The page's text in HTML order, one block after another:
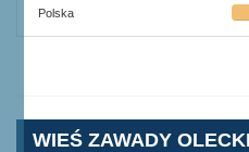
Polska
WIEŚ ZAWADY